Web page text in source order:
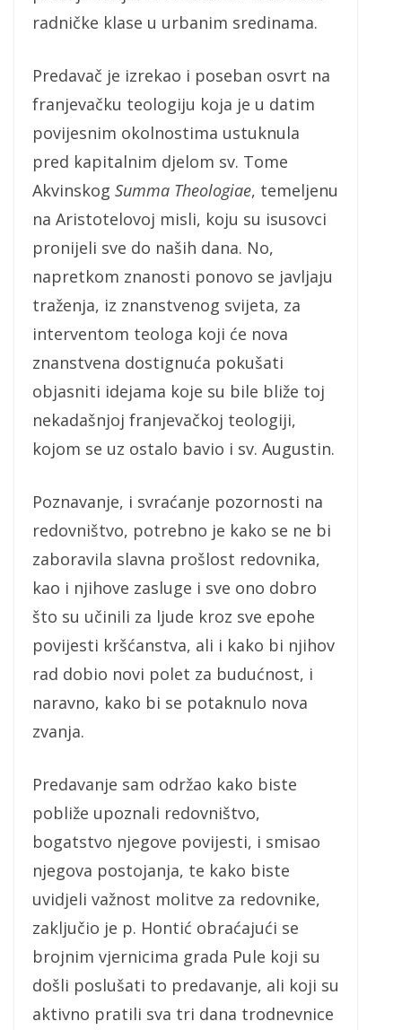
radničke klase u urbanim sredinama.
Predavač je izrekao i poseban osvrt na
franjevačku teologiju koja je u datim
povijesnim okolnostima ustuknula
pred kapitalnim djelom sv. Tome
Akvinskog Summa Theologiae, temeljenu
na Aristotelovoj misli, koju su isusovci
pronijeli sve do naših dana. No,
napretkom znanosti ponovo se javljaju
traženja, iz znanstvenog svijeta, za
interventom teologa koji će nova
znanstvena dostignuća pokušati
objasniti idejama koje su bile bliže toj
nekadašnjoj franjevačkoj teologiji,
kojom se uz ostalo bavio i sv. Augustin.
Poznavanje, i svraćanje pozornosti na
redovništvo, potrebno je kako se ne bi
zaboravila slavna prošlost redovnika,
kao i njihove zasluge i sve ono dobro
što su učinili za ljude kroz sve epohe
povijesti kršćanstva, ali i kako bi njihov
rad dobio novi polet za budućnost, i
naravno, kako bi se potaknulo nova
zvanja.
Predavanje sam održao kako biste
pobliže upoznali redovništvo,
bogatstvo njegove povijesti, i smisao
njegova postojanja, te kako biste
uvidjeli važnost molitve za redovnike,
zaključio je p. Hontić obraćajući se
brojnim vjernicima grada Pule koji su
došli poslušati to predavanje, ali koji su
aktivno pratili sva tri dana trodnevnice